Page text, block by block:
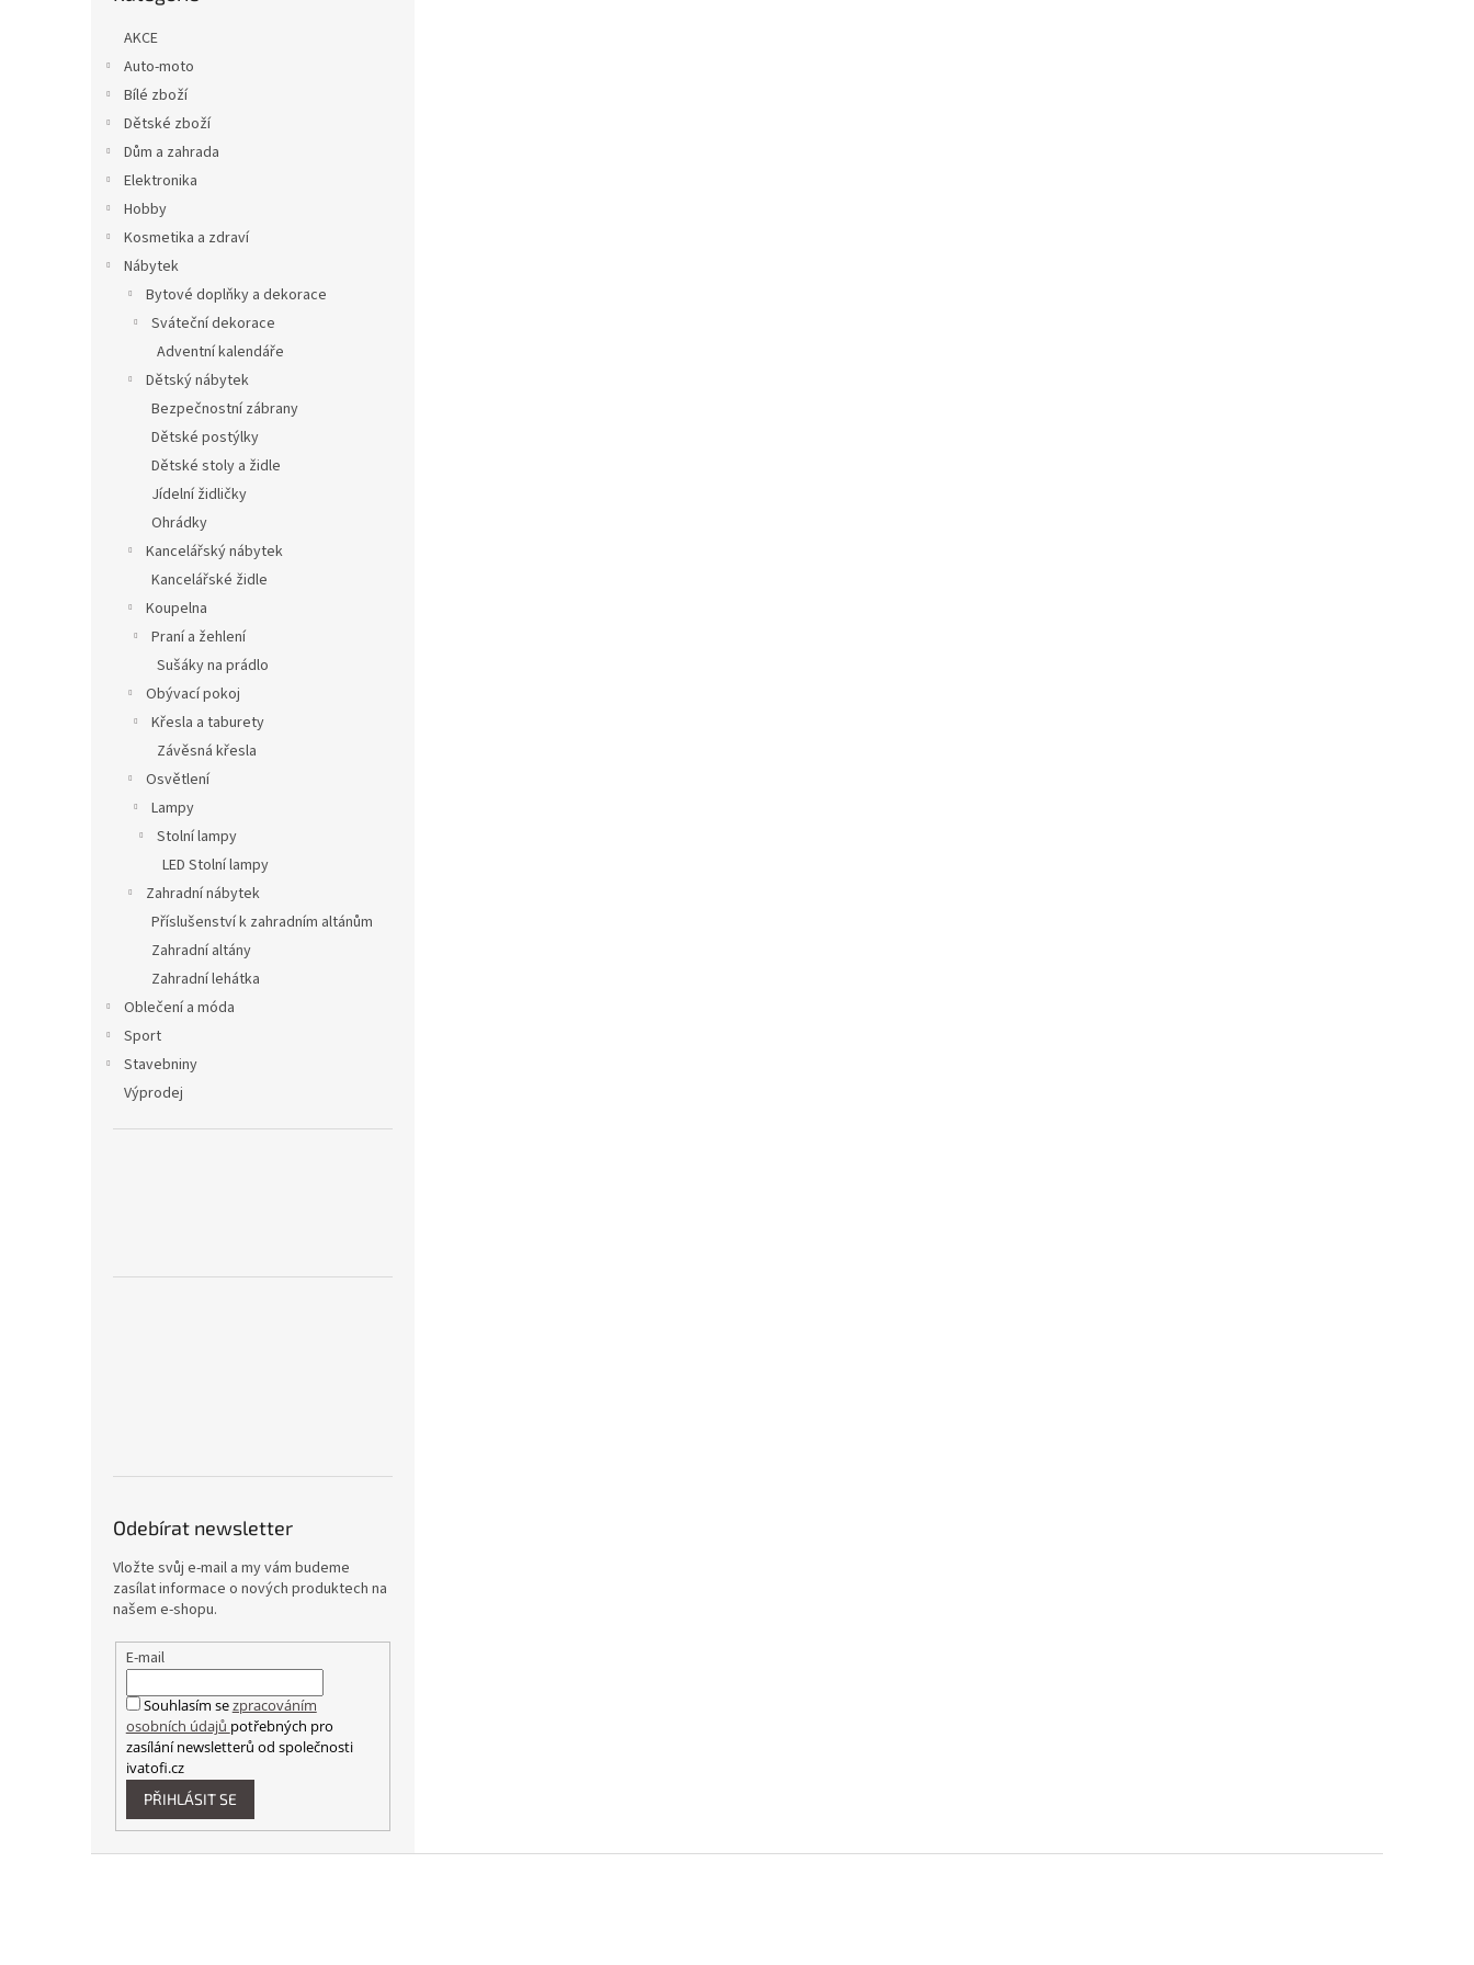
AKCE
Auto-moto
Bílé zboží
Dětské zboží
Dům a zahrada
Elektronika
Hobby
Kosmetika a zdraví
Nábytek
Bytové doplňky a dekorace
Sváteční dekorace
Adventní kalendáře
Dětský nábytek
Bezpečnostní zábrany
Dětské postýlky
Dětské stoly a židle
Jídelní židličky
Ohrádky
Kancelářský nábytek
Kancelářské židle
Koupelna
Praní a žehlení
Sušáky na prádlo
Obývací pokoj
Křesla a taburety
Závěsná křesla
Osvětlení
Lampy
Stolní lampy
LED Stolní lampy
Zahradní nábytek
Příslušenství k zahradním altánům
Zahradní altány
Zahradní lehátka
Oblečení a móda
Sport
Stavebniny
Výprodej
Odebírat newsletter
Vložte svůj e-mail a my vám budeme
zasílat informace o nových produktech na
našem e-shopu.
E-mail
Souhlasím sezpracováním
osobních údajů potřebných pro
zasílání newsletterů od společnosti
ivatofi.cz
PŘIHLÁSIT SE